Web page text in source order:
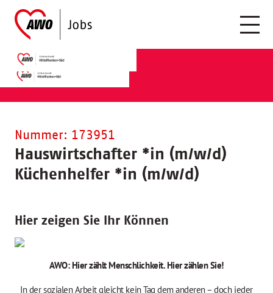
Nummer: 173951
Hauswirtschafter *in (m/w/d)
Küchenhelfer *in (m/w/d)
Hier zeigen Sie Ihr Können
AWO: Hier zählt Menschlichkeit. Hier zählen Sie!
In der sozialen Arbeit gleicht kein Tag dem anderen – doch jeder